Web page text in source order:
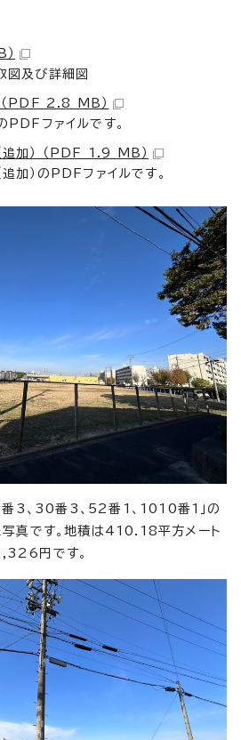
図及び詳細図
PDF 2.8 MB）
ファイルです。
加） （PDF 1.9 MB）
加）のPDFファイルです。
3、30番3、52番1、1010番1」の
真です。地積は410.18平方メート
円です。